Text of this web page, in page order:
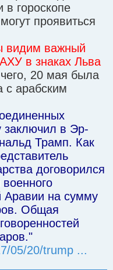
гороскопе
проявиться
видим важный
в знаках Льва
чего, 20 мая была
с арабским
заключил в Эр-
Трамп. Как
договорился
Аравии на сумму
Общая
05/20/trump ...